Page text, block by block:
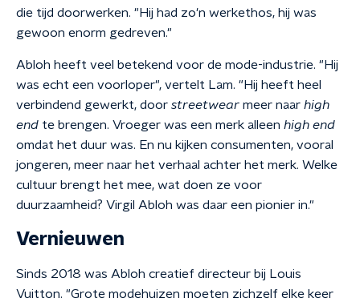
die tijd doorwerken. "Hij had zo'n werkethos, hij was
gewoon enorm gedreven."
Abloh heeft veel betekend voor de mode-industrie. "Hij
was echt een voorloper", vertelt Lam. "Hij heeft heel
verbindend gewerkt, door streetwear meer naar high
end te brengen. Vroeger was een merk alleen high end
omdat het duur was. En nu kijken consumenten, vooral
jongeren, meer naar het verhaal achter het merk. Welke
cultuur brengt het mee, wat doen ze voor
duurzaamheid? Virgil Abloh was daar een pionier in."
Vernieuwen
Sinds 2018 was Abloh creatief directeur bij Louis
Vuitton. "Grote modehuizen moeten zichzelf elke keer